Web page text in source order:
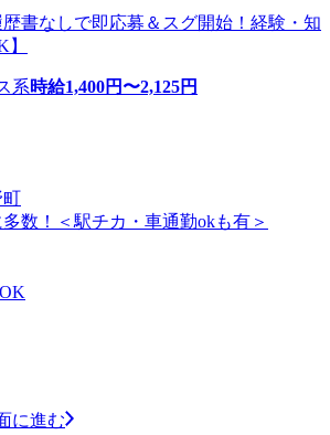
歴書なしで即応募＆スグ開始！経験・知
系時給1,400円〜2,125円
町
数！＜駅チカ・車通勤okも有＞
に進む